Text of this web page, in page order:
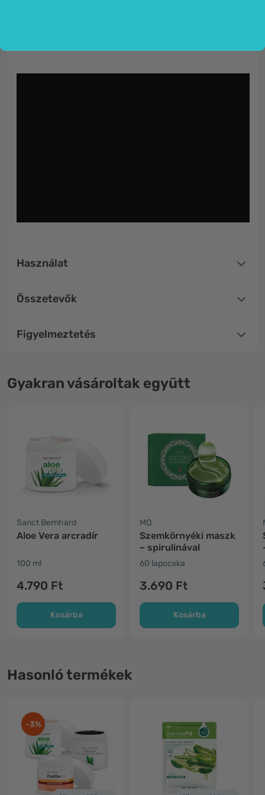
Használat
Összetevők
Figyelmeztetés
Gyakran vásároltak együtt
Sanct Bernhard
Aloe Vera arcradír
100 ml
4.790 Ft
Kosárba
MQ
Szemkörnyéki maszk
– spirulinával
60 lapocska
3.690 Ft
Kosárba
Hasonló termékek
-3%